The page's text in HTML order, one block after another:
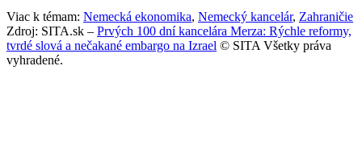
Viac k témam: Nemecká ekonomika, Nemecký kancelár, Zahraničie
Zdroj: SITA.sk – Prvých 100 dní kancelára Merza: Rýchle reformy,
tvrdé slová a nečakané embargo na Izrael © SITA Všetky práva
vyhradené.